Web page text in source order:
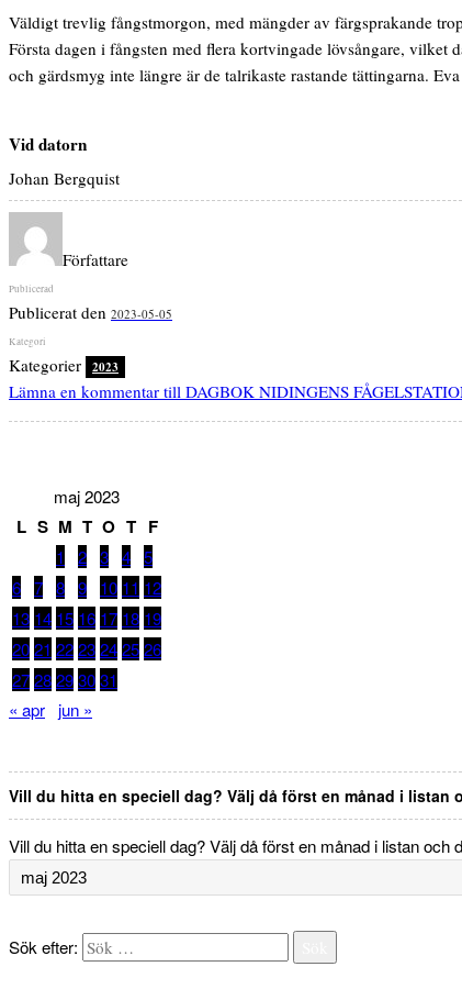
Väldigt trevlig fångstmorgon, med mängder av färgsprakande
Första dagen i fångsten med flera kortvingade lövsångare, vilket
och gärdsmyg inte längre är de talrikaste rastande tättingarna.
Vid datorn
Johan Bergquist
Författare
Publicerat den 2023-05-05
Kategorier 2023
Lämna en kommentar till DAGBOK NIDINGENS
maj 2023
L S M T O T F
1 2 3 4 5
6 7 8 9 10 11 12
13 14 15 16 17 18 19
2021 2223242526
2728293031
« apr
jun »
Vill du hitta en speciell dag? Välj då först en månad i listan
Vill du hitta en speciell dag? Välj då först en månad i listan och
Sök efter: